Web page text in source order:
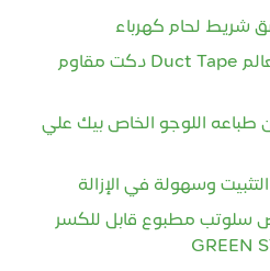
شريط لحام كهرباء
اقوي شريط لاصق في العالم Duct Tape دكت مقاوم
طباعه اللوجو الخاص بيك علي
وسهولة في الإزالة
مطبوع قابل للكسر